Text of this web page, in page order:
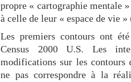
propre « cartographie mentale
à celle de leur « espace de vie
Les premiers contours ont
Census 2000 U.S. Les
modifications sur les contours
ne pas correspondre à la